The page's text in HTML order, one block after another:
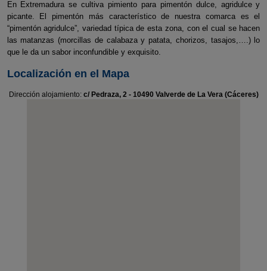
En Extremadura se cultiva pimiento para pimentón dulce, agridulce y
picante. El pimentón más característico de nuestra comarca es el
“pimentón agridulce”, variedad típica de esta zona, con el cual se hacen
las matanzas (morcillas de calabaza y patata, chorizos, tasajos,….) lo
que le da un sabor inconfundible y exquisito.
Localización en el Mapa
Dirección alojamiento: c/ Pedraza, 2 - 10490 Valverde de La Vera (Cáceres)